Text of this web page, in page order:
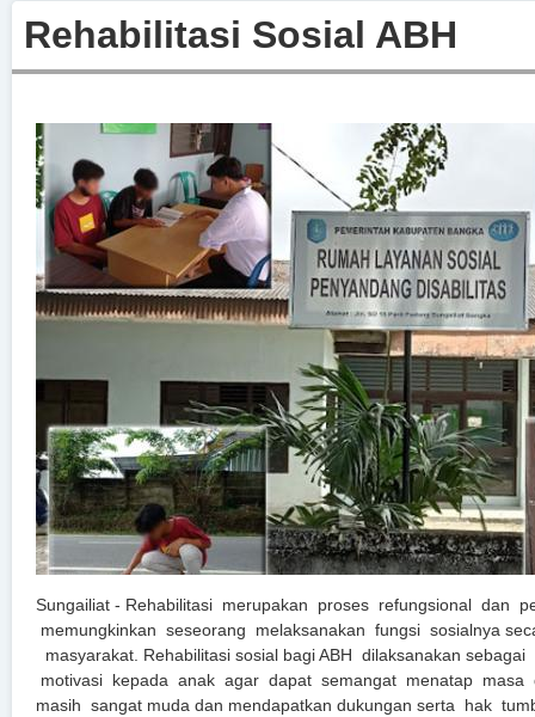
Rehabilitasi Sosial ABH
Sungailiat - Rehabilitasi merupakan proses refungsional dan
memungkinkan seseorang melaksanakan fungsi sosialnya
masyarakat. Rehabilitasi sosial bagi ABH dilaksanakan
motivasi kepada anak agar dapat semangat menatap masa
masih sangat muda dan mendapatkan dukungan serta hak